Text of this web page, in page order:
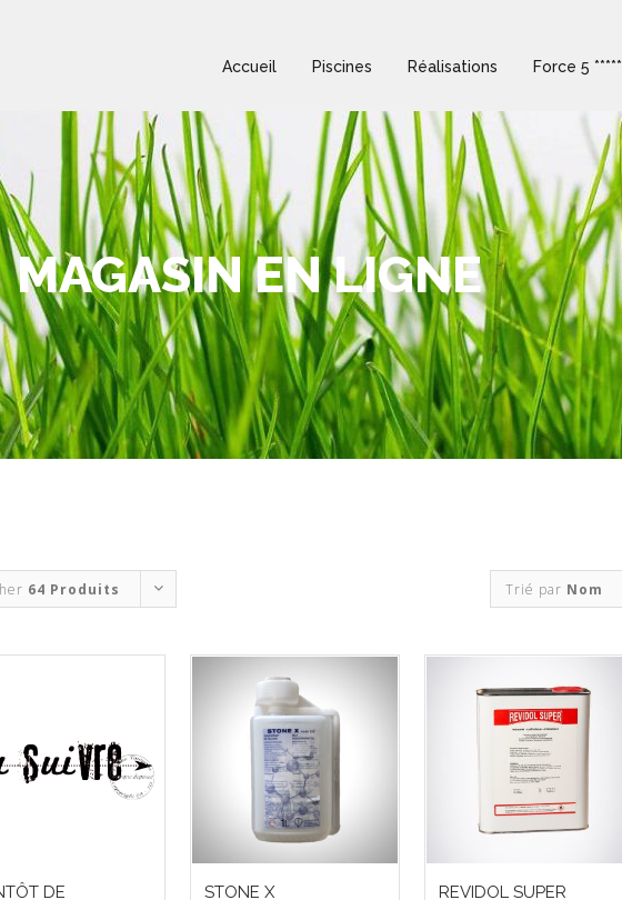
Accueil Piscines Réalisations Force 5 *****
MAGASIN EN LIGNE
Trié par Nom
64 Produits
DE
STONE X REVIDOL SUPER